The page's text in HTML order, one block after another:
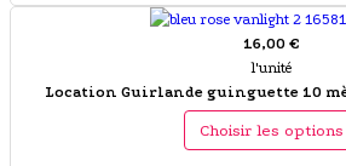
16,00 €
l'unité
Location Guirlande guinguette 10
Choisir les options